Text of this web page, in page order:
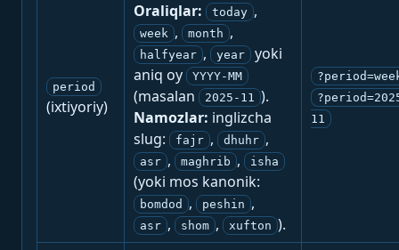
period
(ixtiyoriy)
Oraliqlar:
today ,
week , month ,
halfyear , year
yoki
aniq oy
YYYY-MM
(masalan 2025-11 ).
Namozlar: inglizcha
slug:
fajr , dhuhr ,
asr , maghrib , isha
(yoki mos kanonik:
bomdod , peshin ,
asr , shom , xufton ).
11